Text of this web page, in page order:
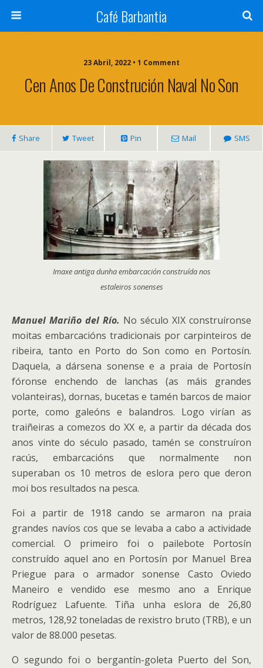
Café Barbantia
23 Abril, 2022 • 1 Comment
Cen Anos De Construción Naval No Son
Share Tweet Pin Mail SMS
Imaxe antiga dunha embarcación construída nos
estaleiros sonenses
Manuel Mariño del Río. No século XIX construíronse
moitas embarcacións tradicionais por carpinteiros de
ribeira, tanto en Porto do Son como en Portosín.
Daquela, a dársena sonense e a praia de Portosín
fóronse enchendo de lanchas (as máis grandes
volanteiras), dornas, bucetas e tamén barcos de maior
porte, como galeóns e balandros. Logo virían as
traiñeiras a comezos do XX e, a partir da década dos
anos vinte do século pasado, tamén se construíron
racús, embarcacións que normalmente non
superaban os 10 metros de eslora pero que deron
moi bos resultados na pesca.
Foi a partir de 1918 cando se armaron na praia
grandes navíos cos que se levaba a cabo a actividade
comercial. O primeiro foi o pailebote Portosín
construído aquel ano en Portosín por Manuel Brea
Priegue para o armador sonense Casto Oviedo
Maneiro e vendido ese mesmo ano a Enrique
Rodríguez Lafuente. Tiña unha eslora de 26,80
metros, 128,92 toneladas de rexistro bruto (TRB), e un
valor de 88.000 pesetas.
O segundo foi o bergantín-goleta Puerto del Son,